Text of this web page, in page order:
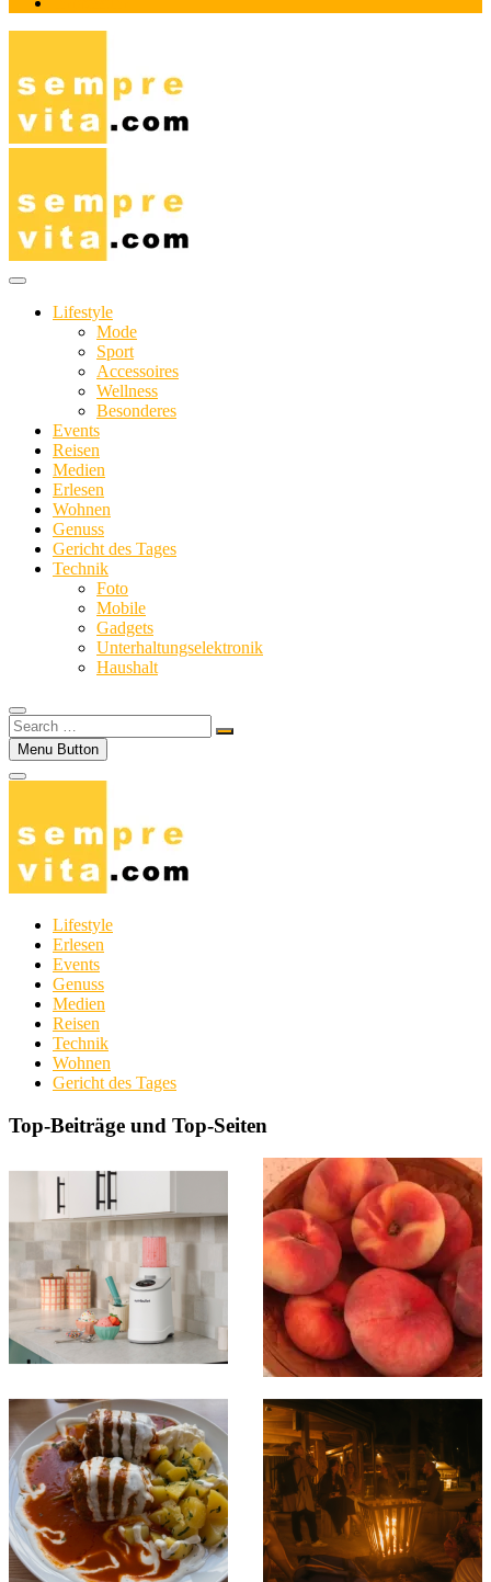
Lifestyle
Mode
Sport
Accessoires
Wellness
Besonderes
Events
Reisen
Medien
Erlesen
Wohnen
Genuss
Gericht des Tages
Technik
Foto
Mobile
Gadgets
Unterhaltungselektronik
Haushalt
Search
…Menu Button
Lifestyle
Erlesen
Events
Genuss
Medien
Reisen
Technik
Wohnen
Gericht des Tages
Top-Beiträge und Top-Seiten